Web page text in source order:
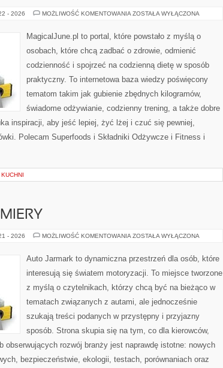
- 2026 MOŻLIWOŚĆ KOMENTOWANIA MITY
ODCHUDZANIU
ZOSTAŁA WYŁĄCZONA
MagicalJune.pl to portal, które powstało z myślą o
osobach, które chcą zadbać o zdrowie, odmienić
codzienność i spojrzeć na codzienną dietę w sposób
praktyczny. To internetowa baza wiedzy poświęcony
tematom takim jak gubienie zbędnych kilogramów,
świadome odżywianie, codzienny trening, a także dobre
inspiracji, aby jeść lepiej, żyć lżej i czuć się pewniej,
Polecam Superfoods i Składniki Odżywcze i Fitness i
- 2026 MOŻLIWOŚĆ KOMENTOWANIA NOWOŚCI
ZOSTAŁA WYŁĄCZONA
Auto Jarmark to dynamiczna przestrzeń dla osób, które
interesują się światem motoryzacji. To miejsce tworzone
z myślą o czytelnikach, którzy chcą być na bieżąco w
tematach związanych z autami, ale jednocześnie
szukają treści podanych w przystępny i przyjazny
sposób. Strona skupia się na tym, co dla kierowców,
obserwujących rozwój branży jest naprawdę istotne: nowych
bezpieczeństwie, ekologii, testach, porównaniach oraz